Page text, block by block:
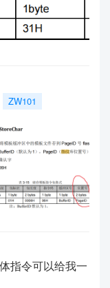
ZW101
指令可以给我一